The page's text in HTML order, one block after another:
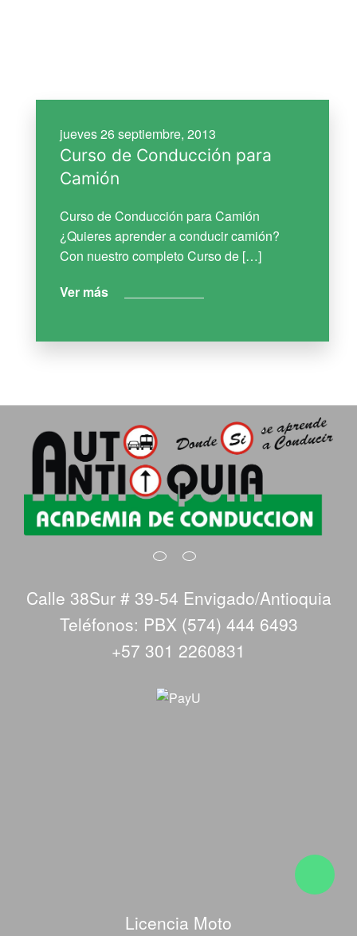
jueves 26 septiembre, 2013
Curso de Conducción para
Camión
Curso de Conducción para Camión
¿Quieres aprender a conducir camión?
Con nuestro completo Curso de […]
Ver más
Calle 38Sur # 39-54 Envigado/Antioquia
Teléfonos: PBX (574) 444 6493
+57 301 2260831
Licencia Moto